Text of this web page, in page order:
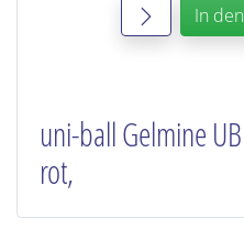
In
uni-ball Gelmine
rot,